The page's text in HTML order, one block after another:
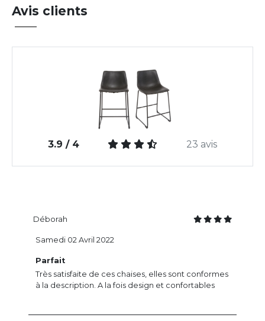
Avis clients
3.9 / 4 23 avis
Déborah
Parfait
Très satisfaite de ces chaises, elles sont conformes
à la description. A la fois design et confortables
Samedi 02 Avril 2022